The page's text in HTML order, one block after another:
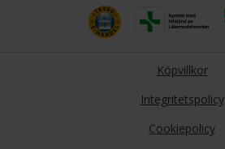
Köpvillkor
Integritetspolicy
Cookiepolicy